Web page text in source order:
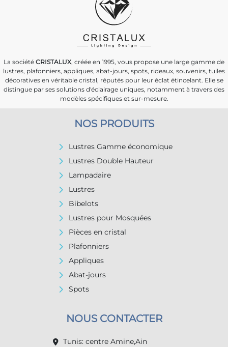
La société CRISTALUX, créée en 1995, vous propose une large gamme de
lustres, plafonniers, appliques, abat-jours, spots, rideaux, souvenirs, tuiles
décoratives en véritable cristal, réputés pour leur éclat étincelant. Elle se
distingue par ses solutions d'éclairage uniques, notamment à travers des
modèles spécifiques et sur-mesure.
NOS PRODUITS
Lustres Gamme économique
Lustres Double Hauteur
Lampadaire
Lustres
Bibelots
Lustres pour Mosquées
Pièces en cristal
Plafonniers
Appliques
Abat-jours
Spots
NOUS CONTACTER
Tunis: centre Amine,Ain